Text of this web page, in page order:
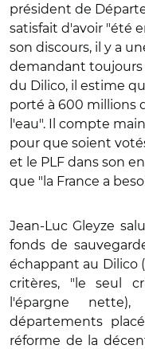
président de
satisfait d'avoir "été
son discours, il y a
demandant toujours
du Dilico, il estime
porté à 600 millions
l'eau". Il compte
pour que soient
et le PLF dans son
que "la France a
Jean-Luc Gleyze
fonds de
échappant au Dilico
critères, "le seul
l'épargne
départements
réforme de la